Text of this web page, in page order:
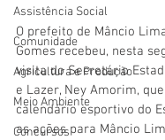
Assistência Social
Comunidade
Agricultura e Produção
Meio Ambiente
Concursos
O prefeito de Mâncio
Gomes recebeu, nesta
visita do Secretário
e Lazer, Ney Amorim,
calendário esportivo do
as ações para Mâncio